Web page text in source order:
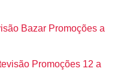
Bazar Promoções a
Promoções 12 a